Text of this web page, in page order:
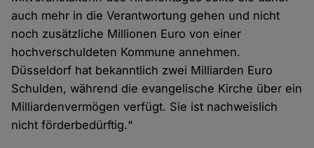
auch mehr in die Verantwortung gehen und nicht
noch zusätzliche Millionen Euro von einer
hochverschuldeten Kommune annehmen.
Düsseldorf hat bekanntlich zwei Milliarden Euro
Schulden, während die evangelische Kirche über ein
Milliardenvermögen verfügt. Sie ist nachweislich
nicht förderbedürftig.“